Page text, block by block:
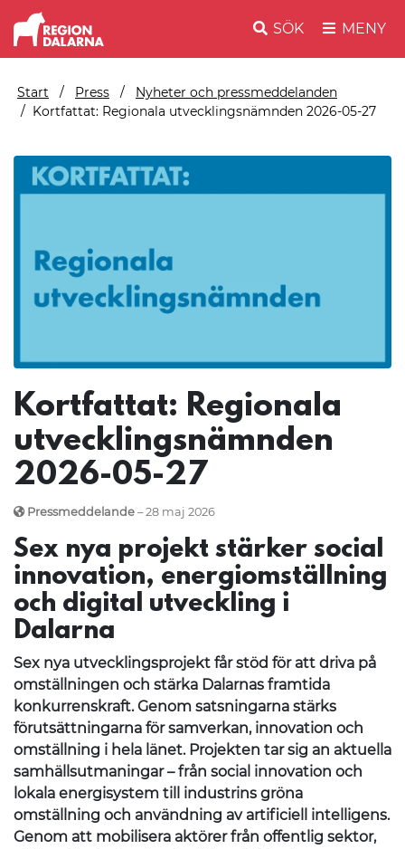
SÖK MENY
Start Press
Nyheter och pressmeddelanden
Kortfattat: Regionala utvecklingsnämnden 2026-05-27
Kortfattat: Regionala
utvecklingsnämnden
2026-05-27
Pressmeddelande – 28 maj 2026
Sex nya projekt stärker social
innovation, energiomställning
och digital utveckling i
Dalarna
Sex nya utvecklingsprojekt får stöd för att driva på
omställningen och stärka Dalarnas framtida
konkurrenskraft. Genom satsningarna stärks
förutsättningarna för samverkan, innovation och
omställning i hela länet. Projekten tar sig an aktuella
samhällsutmaningar – från social innovation och
lokala energisystem till industrins gröna
omställning och användning av artificiell intelligens.
Genom att mobilisera aktörer från offentlig sektor,